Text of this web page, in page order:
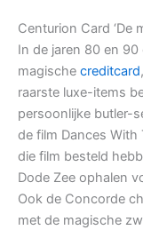
Centurion Card ‘De
In de jaren 80 en
magische creditcard
raarste luxe-items
persoonlijke butler-
de film Dances
die film besteld
Dode Zee ophalen
Ook de Concorde
met de magische